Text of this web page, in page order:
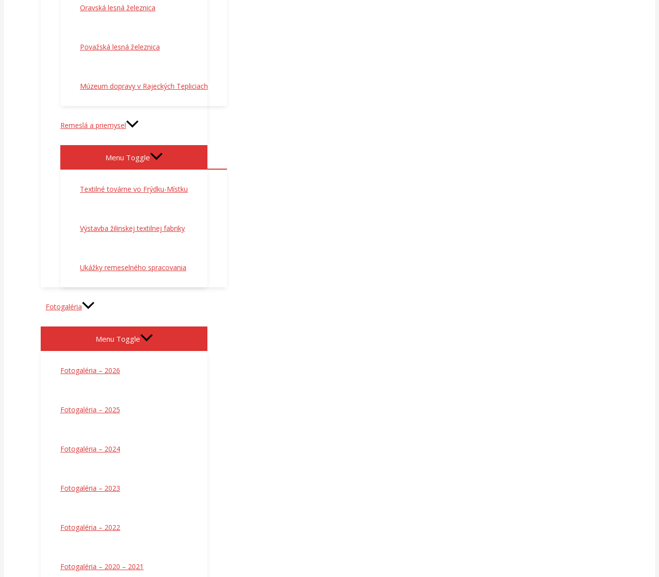
Oravská lesná železnica
Považská lesná železnica
Múzeum dopravy v Rajeckých Tepliciach
Remeslá a priemysel
Menu Toggle
Textilné továrne vo Frýdku-Místku
Výstavba žilinskej textilnej fabriky
Ukážky remeselného spracovania
Fotogaléria
Menu Toggle
Fotogaléria – 2026
Fotogaléria – 2025
Fotogaléria – 2024
Fotogaléria – 2023
Fotogaléria – 2022
Fotogaléria – 2020 – 2021